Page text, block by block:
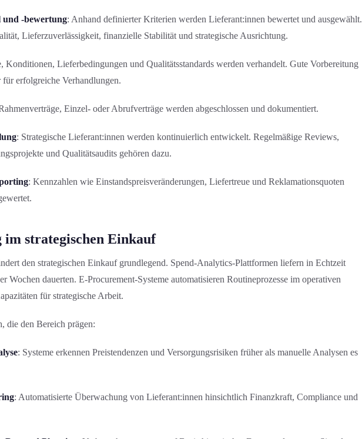
und -bewertung: Anhand definierter Kriterien werden Lieferant:innen bewertet und ausgewählt.
Lieferzuverlässigkeit, finanzielle Stabilität und strategische Ausrichtung.
Kondition­en, Lieferbedingung­en und Qualitäts­standards werden verhandelt. Gute Vorbereitung
erfolgreiche Verhandlung­en.
Einzel- oder Abrufverträge werden abgeschlossen und dokument­iert.
: Strategische Lieferant:innen werden kontinuierlich entwickelt. Regelmäßige Reviews,
und Qualitäts­audits gehören dazu.
: Kennzahlen wie Einstandspreisveränderung­en, Liefertreue und Reklamations­quoten
strategischen Einkauf
den strategischen Einkauf grundlegend. Spend-Analytics-Plattformen liefern in Echtzeit
Wochen dauerten. E-Procurement-Systeme automatisieren Routineprozesse im operativen
für strategische Arbeit.
die den Bereich prägen:
: Systeme erkennen Preistendenzen und Versorgungs­risiken früher als manuelle Analysen es
: Automatisierte Überwachung von Lieferant:innen hinsichtlich Finanzkraft, Compliance und